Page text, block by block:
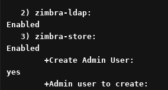
2) zimbra-
Enabled
3) zimbra-
Enabled
+Create Admin
yes
+Admin user to